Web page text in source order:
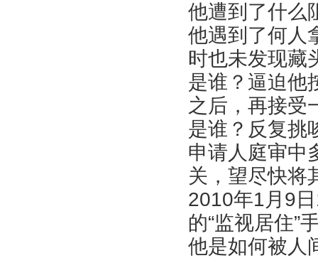
他遭到了什么
他遇到了何人
时也未发现藏
是谁？逼迫他
之后，再接受
是谁？反复挑
申请人庭审中
关，望尽快将
2010年1月9
的“监视居住”
他是如何被人